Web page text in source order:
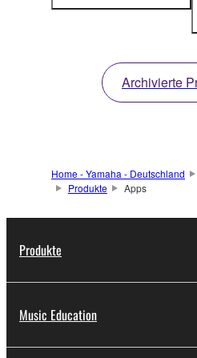
Archivierte
Home - Yamaha - Deutschland
Produkte
Apps
Produkte
Music Education